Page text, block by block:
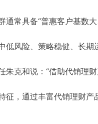
通常具备“普惠客户基数
低风险、策略稳健、长
朱克和说：“借助代销理
征，通过丰富代销理财